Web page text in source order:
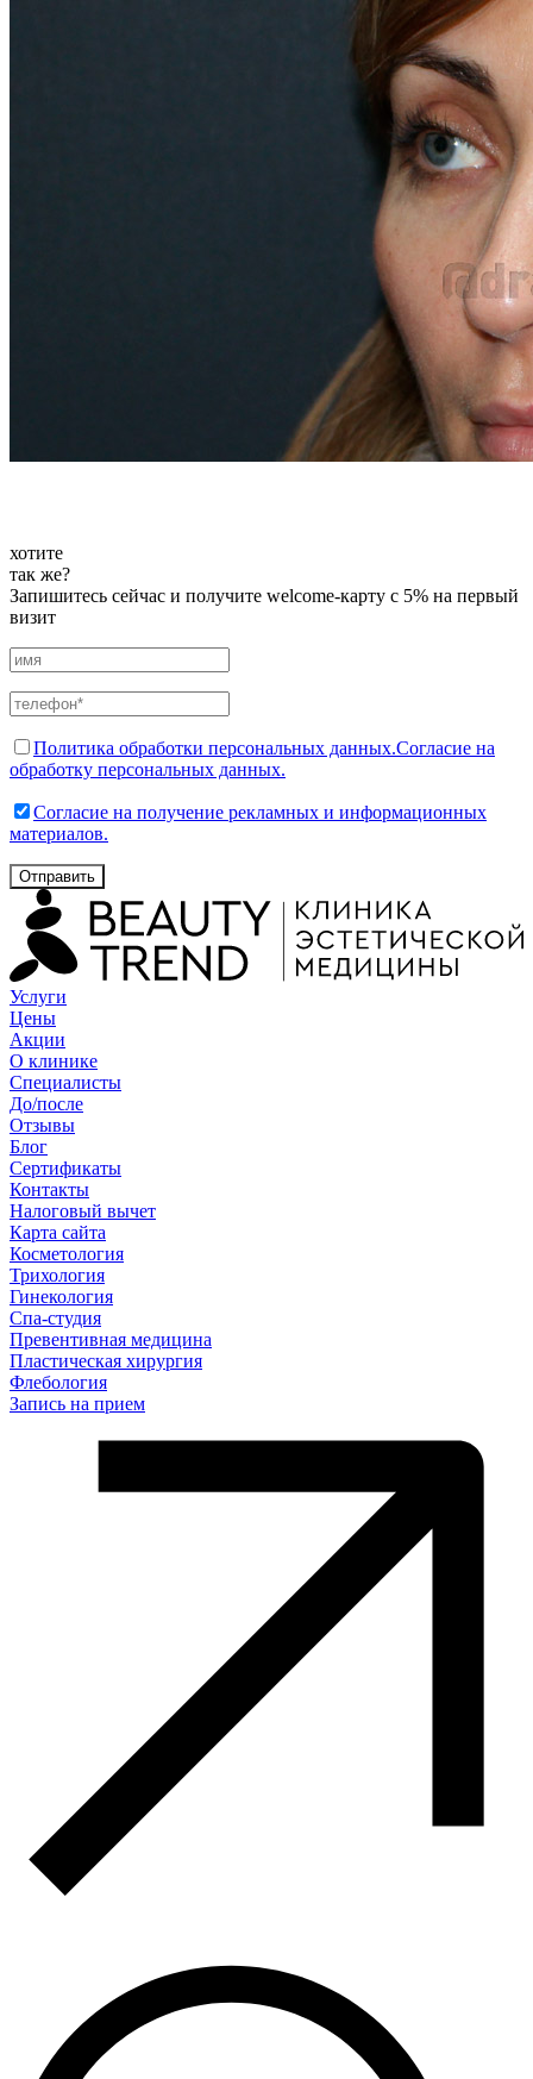
хотите
так же?
Запишитесь сейчас и получите welcome-карту с 5% на первый
визит
Политика обработки персональных данных.Согласие на
обработку персональных данных.
Согласие на получение рекламных и информационных
материалов.
Отправить
Услуги
Цены
Акции
О клинике
Специалисты
До/после
Отзывы
Блог
Сертификаты
Контакты
Налоговый вычет
Карта сайта
Косметология
Трихология
Гинекология
Спа-студия
Превентивная медицина
Пластическая хирургия
Флебология
Запись на прием